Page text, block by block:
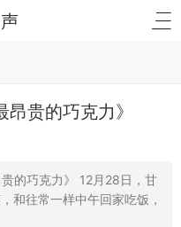
贵的巧克力》
的巧克力》 12月28日，甘
和往常一样中午回家吃饭，